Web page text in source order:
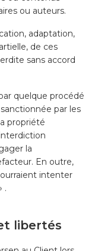
ou auteurs.
adaptation,
de ces
sans accord
quelque procédé
par les
propriété
la
En outre,
intenter
.
libertés